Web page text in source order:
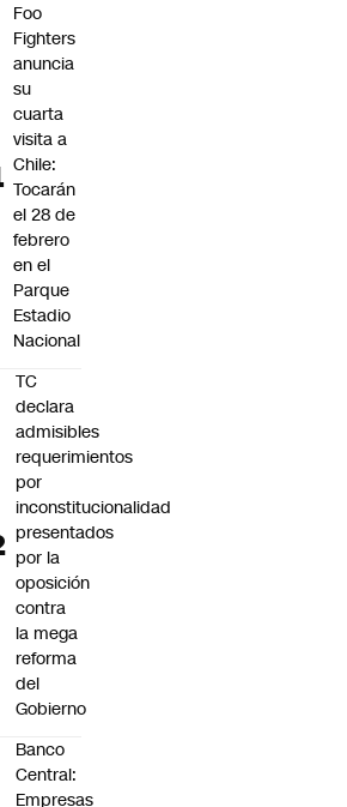
Foo
Fighters
anuncia
su
cuarta
visita a
Chile:
Tocarán
el 28 de
febrero
en el
Parque
Estadio
Nacional
TC
declara
admisibles
requerimientos
por
inconstitucionalidad
presentados
por la
oposición
contra
la mega
reforma
del
Gobierno
Banco
Central:
Empresas